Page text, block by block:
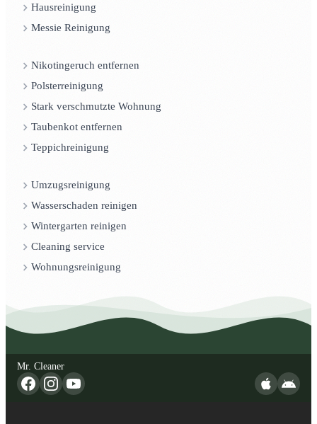
Hausreinigung
Messie Reinigung
Nikotingeruch entfernen
Polsterreinigung
Stark verschmutzte Wohnung
Taubenkot entfernen
Teppichreinigung
Umzugsreinigung
Wasserschaden reinigen
Wintergarten reinigen
Cleaning service
Wohnungsreinigung
Mr. Cleaner